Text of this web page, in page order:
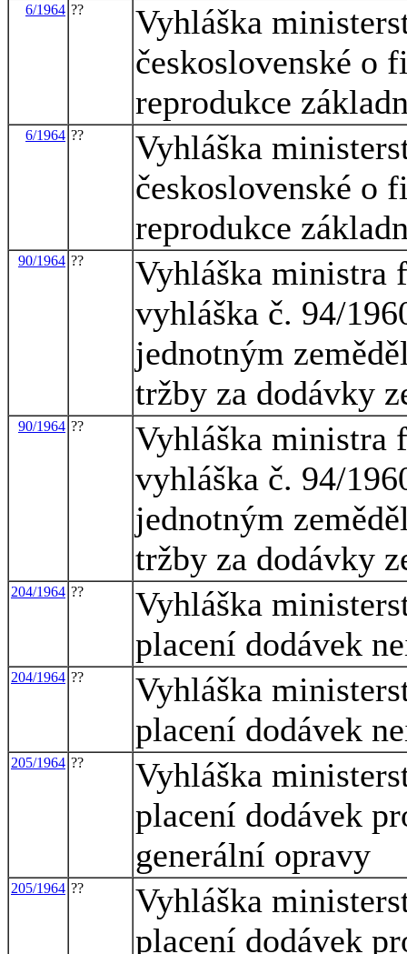
6/1964 ??
Vyhláška
československé o
reprodukce
6/1964 ??
Vyhláška
československé o
reprodukce
90/1964 ??
Vyhláška ministra
vyhláška č. 94/
jednotným
tržby za dodávky
90/1964 ??
Vyhláška ministra
vyhláška č. 94/
jednotným
tržby za dodávky
204/1964 ??
Vyhláška
placení dodávek
204/1964 ??
Vyhláška
placení dodávek
205/1964 ??
Vyhláška
placení dodávek
generální opravy
205/1964 ??
Vyhláška
placení dodávek